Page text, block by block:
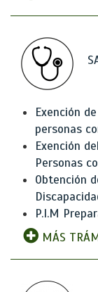
Exención
personas
Exención
Personas
Obtención
P.I.M
MÁS